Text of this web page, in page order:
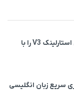
اسپیس‌ایکس اولین ماهواره‌های استارلینک V3 را با
سریع زبان انگلیسی